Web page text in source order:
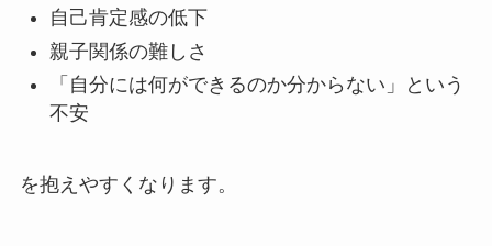
自己肯定感の低下
親子関係の難しさ
「自分には何ができるのか分からない」という
不安
を抱えやすくなります。